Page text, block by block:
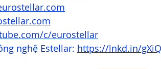
c/eurostellar
nghệ Estellar: https://lnkd.in/